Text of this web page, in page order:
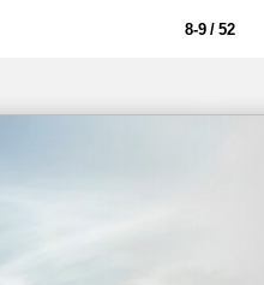
8-9 / 52